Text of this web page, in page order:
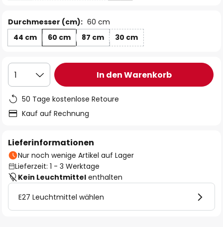
Durchmesser (cm): 60 cm
44 cm
60 cm 87 cm 30 cm
1 In den Warenkorb
50 Tage kostenlose Retoure
Kauf auf Rechnung
Lieferinformationen
Nur noch wenige Artikel auf Lager
Lieferzeit: 1 - 3 Werktage
Kein Leuchtmittel enthalten
E27 Leuchtmittel wählen